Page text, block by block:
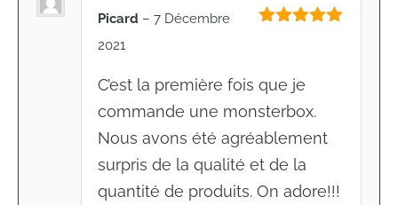
Picard – 7 Décembre
2021
C’est la première fois que je
commande une monsterbox.
Nous avons été agréablement
surpris de la qualité et de la
quantité de produits. On adore!!!